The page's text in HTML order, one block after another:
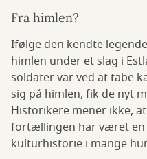
Fra himlen?
Ifølge den kendte
himlen under et slag i
soldater var ved at tabe
sig på himlen, fik de nyt
Historikere mener ikke,
fortællingen har været
kulturhistorie i mange